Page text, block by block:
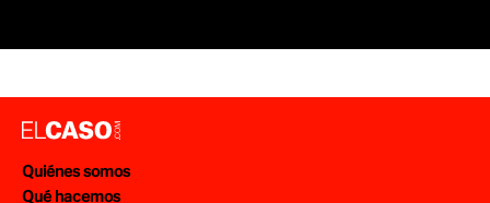
Quiénes somos
Qué hacemos